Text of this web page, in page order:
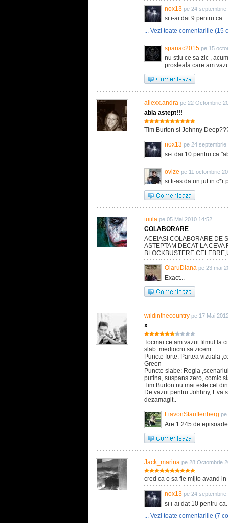
nox13 pe 24 septembrie
si i-ai dat 9 pentru
... Vezi toate comentariile (15
spanac2015 pe 15
nu stiu ce sa zic ,
prosteala care am
allexx.andra pe 22 Octombrie
abia astept!!!
Tim Burton si Johnny
nox13 pe 24 septembrie
si-i dai 10 pentru ca
ovize pe 11 octombrie
si ti-as da un jut in c*r
tuiila pe 05 Mai 2010 14:52
COLABORARE
ACEIASI COLABORARE DE
ASTEPTAM DECAT LA
BLOCKBUSTERE
OlaruDiana pe 23 mai
Exact...
wildinthecountry pe 17 Mai
x
Tocmai ce am vazut filmul la
slab..mediocru sa zicem.
Puncte forte: Partea vizuala
Green
Puncte slabe: Regia
putina, suspans zero, comic
Tim Burton nu mai este cel
De vazut pentru Johhny, Eva
dezamagit..
LiavonStauffenberg pe
Are 1.245 de
Jack_marina pe 28 Octombrie
cred ca o sa fie mijto avand
nox13 pe 24 septembrie
si i-ai dat 10 pentru
... Vezi toate comentariile (7